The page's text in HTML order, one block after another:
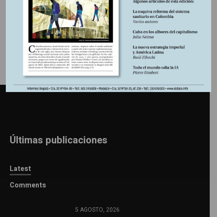
Información adicional
Últimas publicaciones
Latest
Comments
5 AGOSTO, 2026